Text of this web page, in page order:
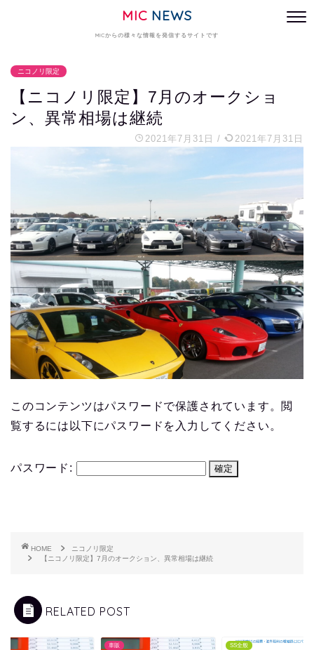
MIC NEWS
MICからの様々な情報を発信するサイトです
ニコノリ限定
【ニコノリ限定】7月のオークショ
ン、異常相場は継続
2021年7月31日 / 2021年7月31日
このコンテンツはパスワードで保護されています。閲
覧するには以下にパスワードを入力してください。
パスワード:
HOME
ニコノリ限定
【ニコノリ限定】7月のオークション、異常相場は継続
RELATED POST
車販 SS全般